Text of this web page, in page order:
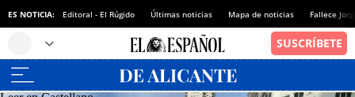
ES NOTICIA: Editoral - El Rúgido Últimas noticias Mapa de noticias Fallece